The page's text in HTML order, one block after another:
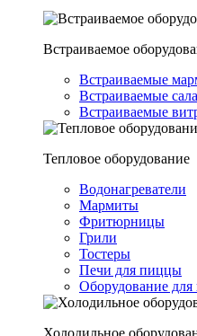
Встраиваемое
Встраиваемые
Встраиваемые
Встраиваемые
Тепловое оборудование
Водонагреватели
Мармиты
Фритюрницы
Грили
Тостеры
Печи для пиццы
Оборудование
Холодильное